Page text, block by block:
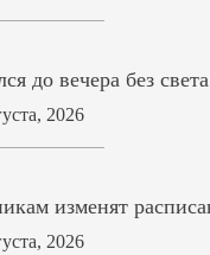
до вечера без
2026
изменят
2026